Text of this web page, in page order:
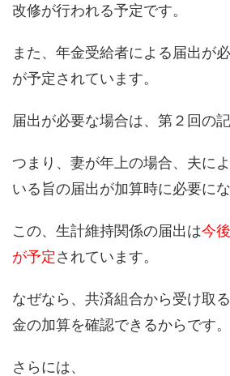
改修が行われる予定です。
また、年金受給者による届出が
が予定されています。
届出が必要な場合は、第２回の
つまり、妻が年上の場合、夫に
いる旨の届出が加算時に必要にな
この、生計維持関係の届出は今
が予定されています。
なぜなら、共済組合から受け取
金の加算を確認できるからです。
さらには、